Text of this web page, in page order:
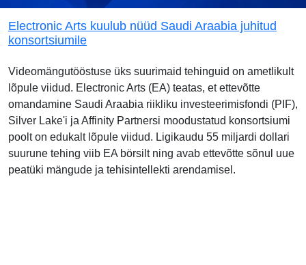
Electronic Arts kuulub nüüd Saudi Araabia juhitud
konsortsiumile
Videomängutööstuse üks suurimaid tehinguid on ametlikult
lõpule viidud. Electronic Arts (EA) teatas, et ettevõtte
omandamine Saudi Araabia riikliku investeerimisfondi (PIF),
Silver Lake'i ja Affinity Partnersi moodustatud konsortsiumi
poolt on edukalt lõpule viidud. Ligikaudu 55 miljardi dollari
suurune tehing viib EA börsilt ning avab ettevõtte sõnul uue
peatüki mängude ja tehisintellekti arendamisel.